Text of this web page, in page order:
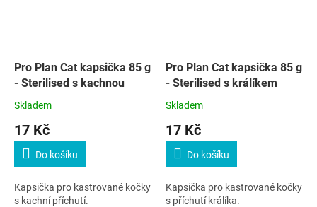
Pro Plan Cat kapsička 85 g
- Sterilised s kachnou
Skladem
17 Kč
Do košíku
Kapsička pro kastrované kočky
s kachní příchutí.
Pro Plan Cat kapsička 85 g
- Sterilised s králíkem
Skladem
17 Kč
Do košíku
Kapsička pro kastrované kočky
s příchutí králíka.